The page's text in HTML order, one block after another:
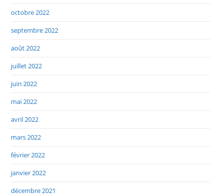
octobre 2022
septembre 2022
août 2022
juillet 2022
juin 2022
mai 2022
avril 2022
mars 2022
février 2022
janvier 2022
décembre 2021